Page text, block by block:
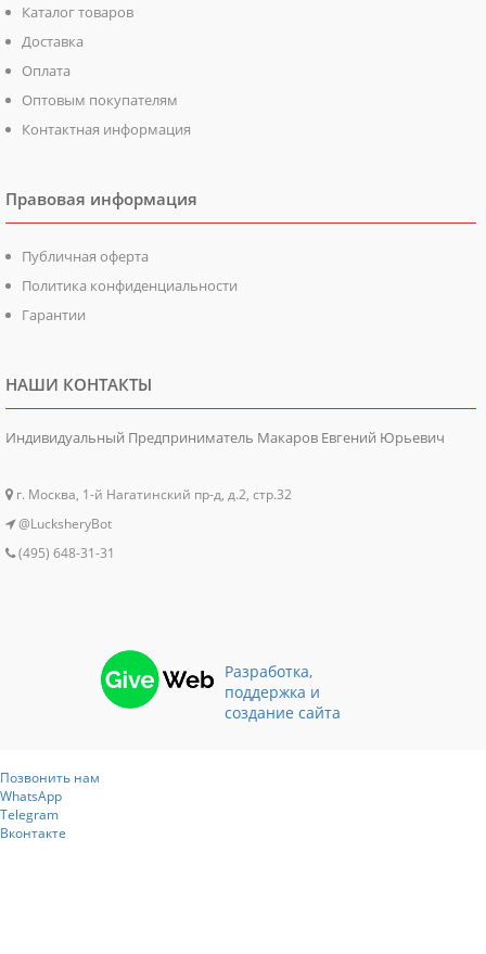
Каталог товаров
Доставка
Оплата
Оптовым покупателям
Контактная информация
Правовая информация
Публичная оферта
Политика конфиденциальности
Гарантии
НАШИ КОНТАКТЫ
Индивидуальный Предприниматель Макаров Евгений Юрьевич
г. Москва, 1-й Нагатинский пр-д, д.2, стр.32
@LucksheryBot
(495) 648-31-31
Разработка,
поддержка и
создание сайта
Позвонить нам
WhatsApp
Telegram
Вконтакте